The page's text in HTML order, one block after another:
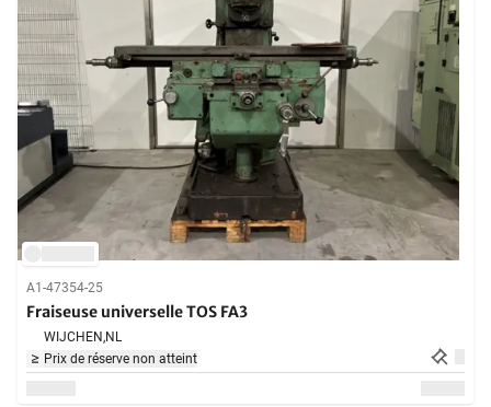
A1-47354-25
Fraiseuse universelle TOS FA3
WIJCHEN,NL
Prix de réserve non atteint